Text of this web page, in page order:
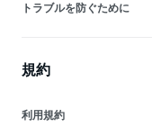
トラブルを防ぐために
規約
利用規約